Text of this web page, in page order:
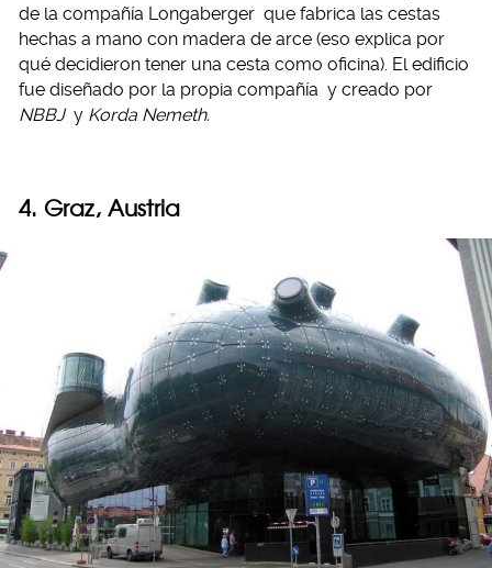
de la compañía Longaberger que fabrica las cestas
hechas a mano con madera de arce (eso explica por
qué decidieron tener una cesta como oficina). El edificio
fue diseñado por la propia compañía y creado por
NBBJ y Korda Nemeth.
4. Graz, Austria